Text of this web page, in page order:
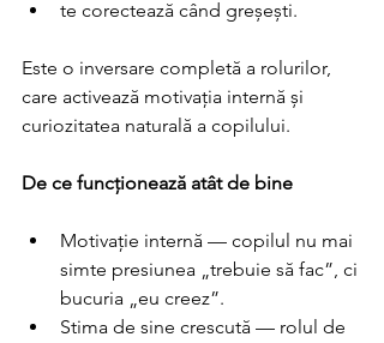
te corectează când greșești.
Este o inversare completă a rolurilor,
care activează motivația internă și
curiozitatea naturală a copilului.
De ce funcționează atât de bine
Motivație internă — copilul nu mai
simte presiunea „trebuie să fac”, ci
bucuria „eu creez”.
Stima de sine crescută — rolul de